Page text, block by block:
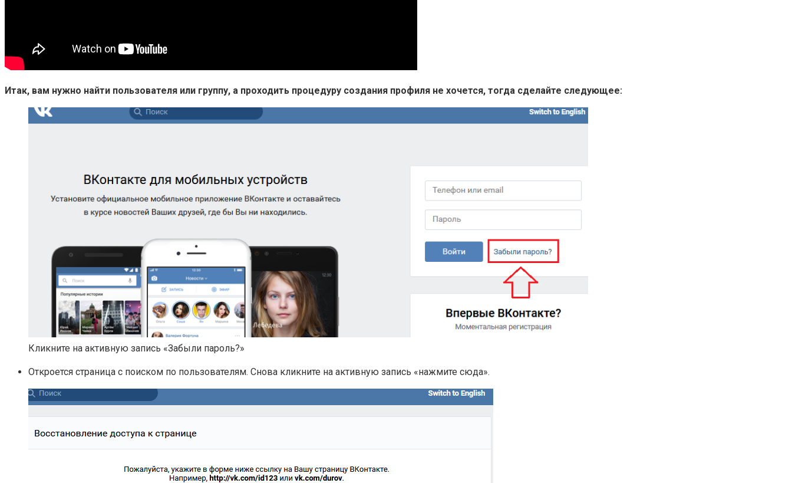
Итак, вам нужно найти пользователя или группу, а проходить процедуру создания профиля не хочется, тогда сделайте следующее:
Кликните на активную запись «Забыли пароль?»
Откроется страница с поиском по пользователям. Снова кликните на активную запись «нажмите сюда».